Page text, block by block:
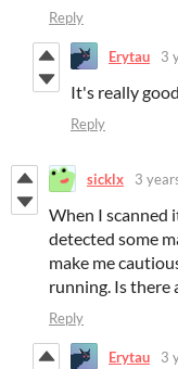
Reply
Erytau 3
It's really
Reply
sicklx 3
When I scanned
detected some
make me
running. Is there
Reply
Erytau 3